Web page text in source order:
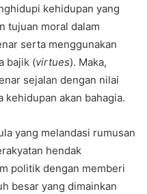
kehidupan yang
tujuan moral dalam
serta menggunakan
bajik (virtues). Maka,
sejalan dengan nilai
kehidupan akan bahagia.
yang melandasi rumusan
hendak
politik dengan memberi
besar yang dimainkan